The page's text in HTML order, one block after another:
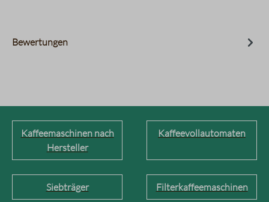
Bewertungen
Kaffeemaschinen nach
Hersteller
Kaffeevollautomaten
Siebträger Filterkaffeemaschinen